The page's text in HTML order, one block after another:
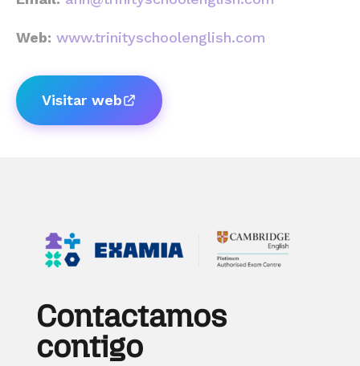
Web: www.trinityschoolenglish.com
Visitar web
Contactamos
contigo